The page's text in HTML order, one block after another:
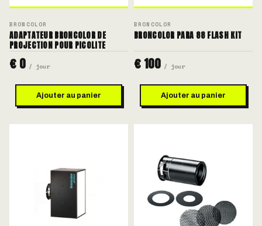
BRONCOLOR
ADAPTATEUR BRONCOLOR DE
PROJECTION POUR PICOLITE
€ 0 / jour
Ajouter au panier
BRONCOLOR
BRONCOLOR PARA 88 FLASH KIT
€ 100 / jour
Ajouter au panier